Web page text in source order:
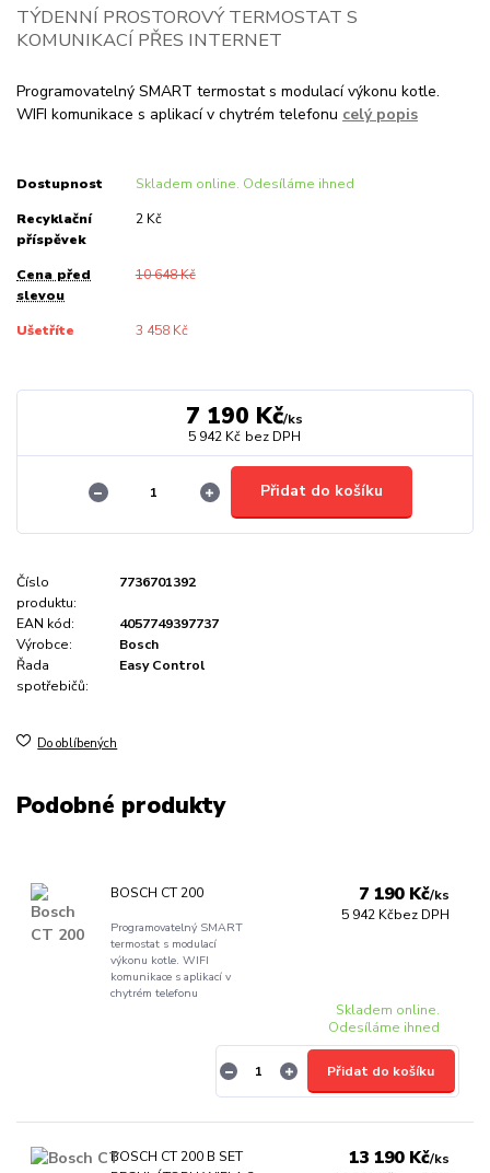
TÝDENNÍ PROSTOROVÝ TERMOSTAT S
KOMUNIKACÍ PŘES INTERNET
Programovatelný SMART termostat s modulací výkonu kotle.
WIFI komunikace s aplikací v chytrém telefonu celý popis
Dostupnost Skladem online. Odesíláme ihned
Recyklační
příspěvek
2 Kč
Cena před
slevou
10 648 Kč
Ušetříte 3 458 Kč
7 190 Kč/ks
5 942 Kč bez DPH
Přidat do košíku
Číslo
produktu:
7736701392
EAN kód:
4057749397737
Výrobce:
Bosch
Řada
spotřebičů:
Easy Control
Do oblíbených
Podobné produkty
BOSCH CT 200
Programovatelný SMART
termostat s modulací
výkonu kotle. WIFI
komunikace s aplikací v
chytrém telefonu
7 190 Kč/ks
5 942 Kčbez DPH
Skladem online.
Odesíláme ihned
Přidat do košíku
BOSCH CT 200 B SET
13 190 Kč/ks